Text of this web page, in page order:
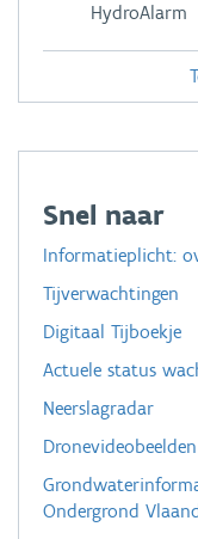
HydroAlarm
Snel naar
Informatieplicht:
Tijverwachtingen
Digitaal Tijboekje
Actuele status
Neerslagradar
Dronevideobeelden
Ondergrond